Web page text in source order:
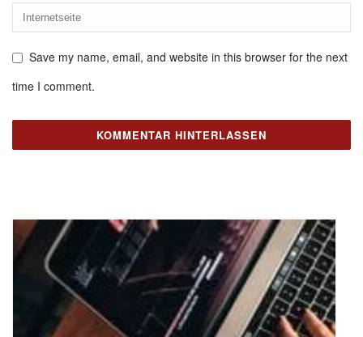
Save my name, email, and website in this browser for the next
time I comment.